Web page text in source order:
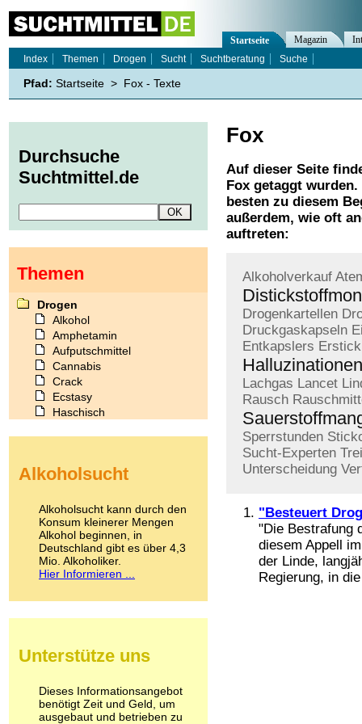
Fox
Auf dieser Seite
Fox getaggt wurden.
besten zu diesem
außerdem, wie oft
auftreten:
Alkoholverkauf
Drogenkartellen
Druckgaskapseln
Entkapslers
Halluzinationen
Lachgas Lancet
Rausch
Sperrstunden
Sucht-Experten
Unterscheidung
"Besteuert
"Die Bestrafung
diesem Appell
der Linde,
Regierung, in
Startseite Magazin
Index
Themen Drogen Sucht Suchtberatung Suche
Pfad: Startseite > Fox - Texte
Durchsuche
Suchtmittel.de
Themen
Drogen
Alkohol
Amphetamin
Aufputschmittel
Cannabis
Crack
Ecstasy
Haschisch
Kokain
LSD
Marihuana
Medikamente
Meskalin
Metamphetamin
Methadon
Pilze
Psychopharmaka
Schlafmittel
Schmerzmittel
Alkoholsucht
Alkoholsucht kann durch den
Konsum kleinerer Mengen
Alkohol beginnen, in
Deutschland gibt es über 4,3
Mio. Alkoholiker.
Hier Informieren ...
Unterstütze uns
Dieses Informationsangebot
benötigt Zeit und Geld, um
ausgebaut und betrieben zu